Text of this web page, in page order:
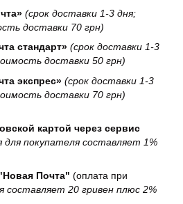
(срок доставки 1-3 дня;
доставки 70 грн)
стандарт» (срок доставки 1-3
доставки 50 грн)
экспрес» (срок доставки 1-3
доставки 70 грн)
картой через сервис
для покупателя составляет 1%
Почта" (оплата при
составляет 20 гривен плюс 2%